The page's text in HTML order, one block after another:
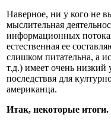
Наверное, ни у кого не
мыслительная
информационных
естественная ее
слишком питательна, а
т.д.) имеет очень
последстввя для
американца.
Итак, некоторые итоги.